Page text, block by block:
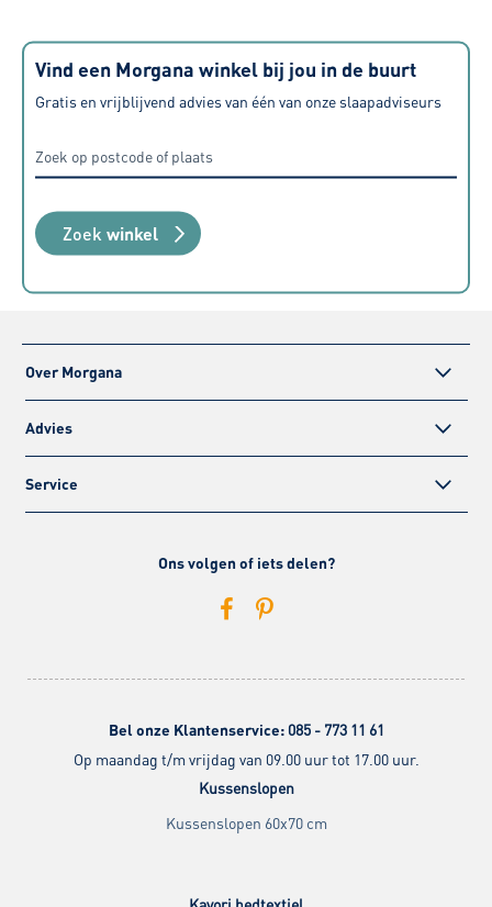
Vind een Morgana winkel bij jou in de buurt
Gratis en vrijblijvend advies van één van onze slaapadviseurs
Zoek winkel
Over Morgana
Advies
Service
Ons volgen of iets delen?
Bel onze Klantenservice: 085 - 773 11 61
Op maandag t/m vrijdag van 09.00 uur tot 17.00 uur.
Kussenslopen
Kussenslopen 60x70 cm